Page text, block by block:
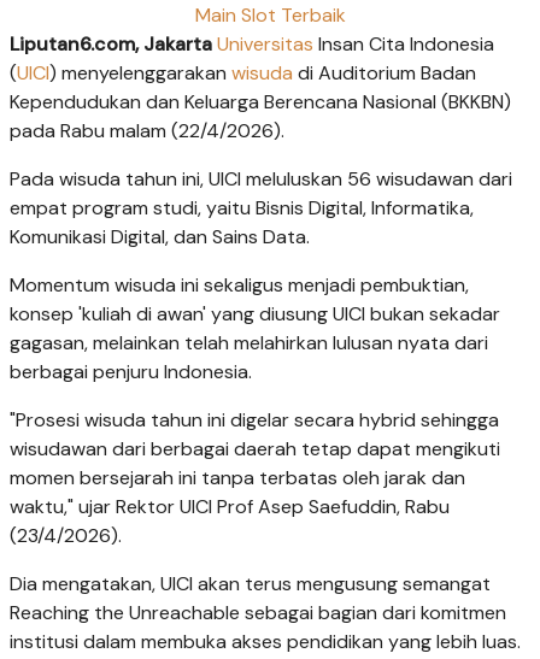
Main Slot Terbaik
Liputan6.com, JakartaUniversitas Insan Cita Indonesia
(UICI) menyelenggarakan wisuda di Auditorium Badan
Kependudukan dan Keluarga Berencana Nasional (BKKBN)
pada Rabu malam (22/4/2026).
Pada wisuda tahun ini, UICI meluluskan 56 wisudawan dari
empat program studi, yaitu Bisnis Digital, Informatika,
Komunikasi Digital, dan Sains Data.
Momentum wisuda ini sekaligus menjadi pembuktian,
konsep 'kuliah di awan' yang diusung UICI bukan sekadar
gagasan, melainkan telah melahirkan lulusan nyata dari
berbagai penjuru Indonesia.
"Prosesi wisuda tahun ini digelar secara hybrid sehingga
wisudawan dari berbagai daerah tetap dapat mengikuti
momen bersejarah ini tanpa terbatas oleh jarak dan
waktu," ujar Rektor UICI Prof Asep Saefuddin, Rabu
(23/4/2026).
Dia mengatakan, UICI akan terus mengusung semangat
Reaching the Unreachable sebagai bagian dari komitmen
institusi dalam membuka akses pendidikan yang lebih luas.